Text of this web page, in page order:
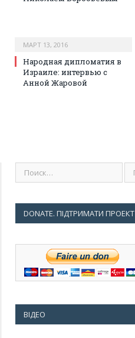
МАРТ 13, 2016
Народная дипломатия в
Израиле: интервью с
Анной Жаровой
DONATE. ПІДТРИМАТИ ПРОЕКТ
ВІДЕО